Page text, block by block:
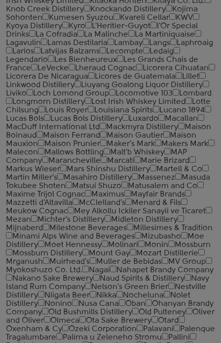
Knob Creek Distillery
Knockando Distillery
Kojima
Sohonten
Kumesen Syuzou Kvareli Cellar
KWV
Kyoya Distillery
Kyro L'Heritier-Guyot
l'Or Special
Drinks
La Cofradia La Malinche
La Martiniquaise
Lagavulin
Lamas Destilaria Lambay Langs
Laphroaig
Larios
Latvijas Balzams Lecompte
Ledaig
Legendario
Les Bienheureux
Les Grands Chais de
France
LeVecke Lheraud Cognac
Licorera Cihuatan
Licorera De Nicaragua
Licores de Guatemala
Lillet
Linkwood Distillery
Liuyang Goalong Liquor Distillery
Liviko
Loch Lomond Group Locomotive 103
Lombard
Longmorn Distillery
Lost Irish Whiskey Limited
Lotte
Chilsung
Louis Royer Louisiana Spirits
Lucano 1894
Lucas Bols
Lucas Bols Distillery Luxardo
Macallan
MacDuff International Ltd
Mackmyra Distillery
Maison
Boinaud
Maison Ferrand Maison Gautier
Maison
Mauxion
Maison Prunier Maker's Mark
Makers Mark
Malecon
Mallows Bottling Malt'b Whiskey
MAP
Company
Marancheville Marcati
Marie Brizard
Markus Wieser
Mars Shinshu Distillery
Martell & Co
Martin Miller's
Masahiro Distillery Massenez
Masuda
Tokubee Shoten
Matsui Shuzo
Matusalem and Co
Maxime Trijol Cognac
Maximus
Mayfair Brands
Mazzetti d'Altavilla
McClelland's
Menard & Fils
Meukow Cognac
Mey Alkollu Ickiler Sanayii ve Ticaret
Mezan
Michter's Distillery
Midleton Distillery
Mijnaberd
Milestone Beverages
Millesimes & Tradition
Minami Alps Wine and Beverages
Mizubasho
Moe
Distillery
Moet Hennessy Molinari Monin
Mossburn
Mossburn Distillery
Mount Gay
Mozart Distillerie
Mrganush
Muirhead's Muller de Bebidas
MV Group
Myokoshuzo Co. Ltd.
Nagai
Nahapet Brandy Company
Nakano Sake Brewery
Naud Spirits & Distillery
Navy
Island Rum Company
Nelson's Green Brier
Nestville
Distillery
Niigata Beer Nikka Nocheluna
Nolet
Distillery
Nonino Nusa Cana Oban
Ohanyan Brandy
Company
Old Bushmills Distillery Old Pulteney
Oliver
and Oliver
Olmeca Ota Sake Brewery
Otard
Oxenham & Cy
Ozeki Corporation Palavani
Palenque
Tragalumbare
Palirna u Zeleneho Stromu
Pallini